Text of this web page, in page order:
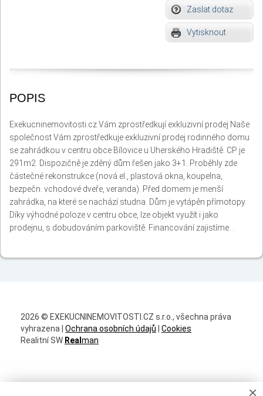
Zaslat dotaz
Vytisknout
POPIS
Exekucninemovitosti.cz Vám zprostředkují exkluzivní prodej Naše
společnost Vám zprostředkuje exkluzivní prodej rodinného domu
se zahrádkou v centru obce Bílovice u Uherského Hradiště. CP je
291m2. Dispozičně je zděný dům řešen jako 3+1. Proběhly zde
částečné rekonstrukce (nová el., plastová okna, koupelna,
bezpečn. vchodové dveře, veranda). Před domem je menší
zahrádka, na které se nachází studna. Dům je vytápěn přímotopy.
Díky výhodné poloze v centru obce, lze objekt využít i jako
prodejnu, s dobudováním parkoviště. Financování zajistíme. .
2026 © EXEKUCNINEMOVITOSTI.CZ s.r.o., všechna práva
vyhrazena | Ochrana osobních údajů
Cookies
Realitní SW Real man
×